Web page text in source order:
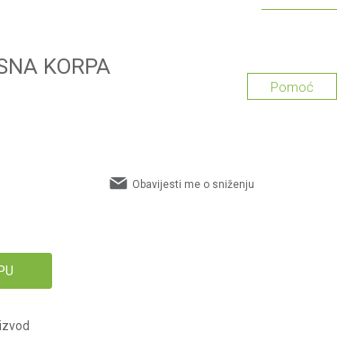
KORPA
Obavijesti me o sniženju
Pomoć